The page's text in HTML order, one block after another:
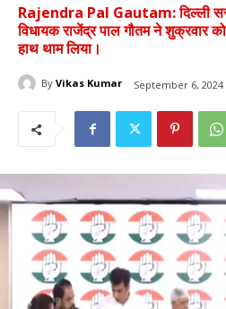
Rajendra Pal Gautam: दिल्ली
विधायक राजेंद्र पाल गौतम ने शुक्रवार
हाथ थाम लिया।
By Vikas Kumar September 6, 2024